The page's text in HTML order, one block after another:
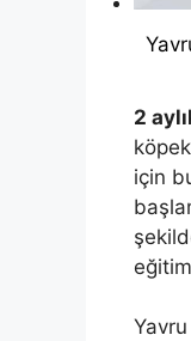
2
için